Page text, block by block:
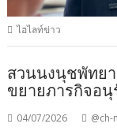
ไฮไลท์ข่าว
สวนนงนุชพัทยา
ขยายภารกิจอ
04/07/2026